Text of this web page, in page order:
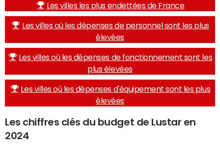
Les villes les plus endettées de France
Les villes où les dépenses de personnel sont les plus
élevées
Les villes où les dépenses de fonctionnement sont les
plus élevées
Les villes où les dépenses d'équipement sont les plus
élevées
Les chiffres clés du budget de Lustar en
2024